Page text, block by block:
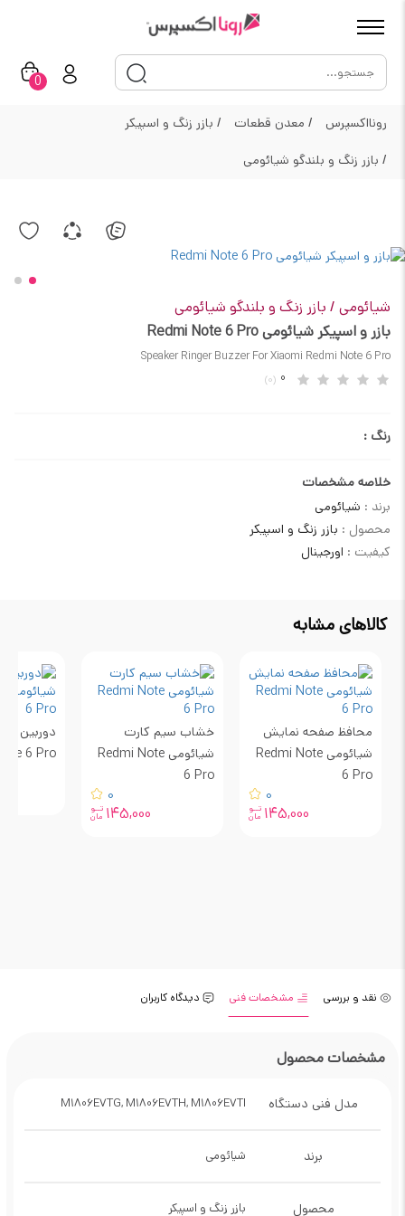
0
رونااکسپرس / معدن قطعات / بازر زنگ و اسپیکر
/ بازر زنگ و بلندگو شیائومی
شیائومی / بازر زنگ و بلندگو شیائومی
بازر و اسپیکر شیائومی Redmi Note 6 Pro
Speaker Ringer Buzzer For Xiaomi Redmi Note 6 Pro
0
(0)
رنگ :
خلاصه مشخصات
برند : شیائومی
محصول : بازر زنگ و اسپیکر
کیفیت : اورجینال
کالاهای مشابه
محافظ صفحه نمایش
شیائومی Redmi Note
6 Pro
0
تــو
مان 145,000
خشاب سیم کارت
شیائومی Redmi Note
6 Pro
0
تــو
مان 145,000
دوربین
6 Pro
نقد و بررسی مشخصات فنی دیدگاه کاربران
مشخصات محصول
مدل فنی دستگاه M1806E7TG, M1806E7TH, M1806E7TI
برند شیائومی
محصول بازر زنگ و اسپیکر